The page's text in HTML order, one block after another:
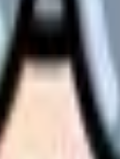
・各サービス